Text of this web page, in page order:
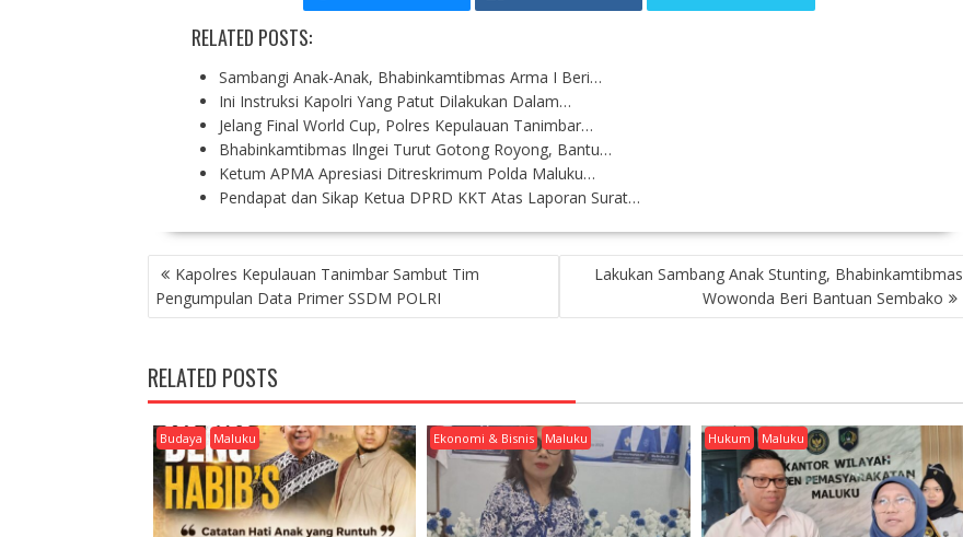
RELATED POSTS:
Sambangi Anak-Anak, Bhabinkamtibmas Arma I Beri…
Ini Instruksi Kapolri Yang Patut Dilakukan Dalam…
Jelang Final World Cup, Polres Kepulauan Tanimbar…
Bhabinkamtibmas Ilngei Turut Gotong Royong, Bantu…
Ketum APMA Apresiasi Ditreskrimum Polda Maluku…
Pendapat dan Sikap Ketua DPRD KKT Atas Laporan Surat…
P
O
S
N
A
V
G
A
T
Kapolres Kepulauan Tanimbar Sambut Tim
Pengumpulan Data Primer SSDM POLRI
Lakukan Sambang Anak Stunting, Bhabinkamtibmas
Wowonda Beri Bantuan Sembako
RELATED POSTS
Budaya Maluku Ekonomi & Bisnis Maluku Hukum Maluku